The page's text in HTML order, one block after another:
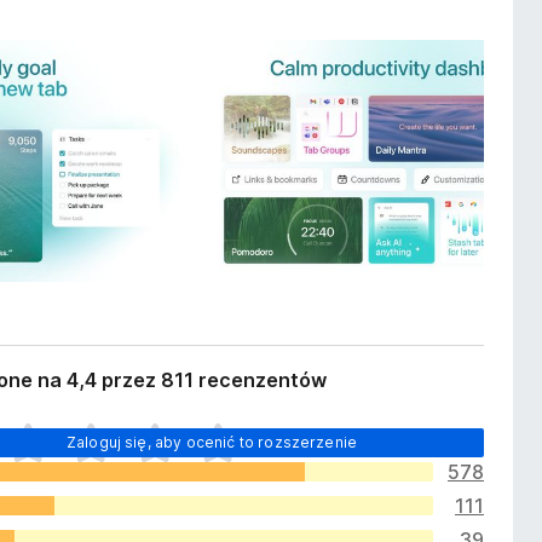
na 4,4 przez 811 recenzentów
Zaloguj się, aby ocenić to rozszerzenie
578
111